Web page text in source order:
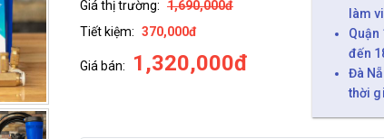
Giá thị trường: 1,690,000đ
Tiết kiệm: 370,000đ
Giá bán: 1,320,000đ
làm
Quận
đến
Đà
thời